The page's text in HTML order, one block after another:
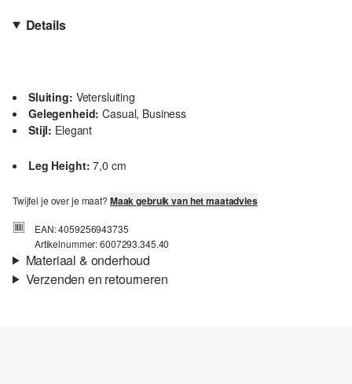
Details
Sluiting: Vetersluiting
Gelegenheid: Casual, Business
Stijl: Elegant
Leg Height: 7,0 cm
Twijfel je over je maat? Maak gebruik van het maatadvies
EAN: 4059256943735
Artikelnummer: 6007293.345.40
Materiaal & onderhoud
Verzenden en retourneren